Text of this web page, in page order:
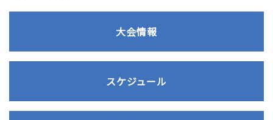
大会情報
スケジュール